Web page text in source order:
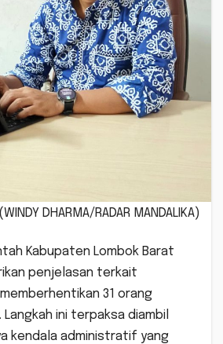
DHARMA/RADAR MANDALIKA)
Kabupaten Lombok Barat
penjelasan terkait
31 orang
ini terpaksa diambil
kendala administratif yang